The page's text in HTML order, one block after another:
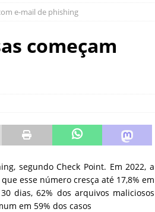
região mais exposta a ciberameaças
e governança nas redes corporativas
da IA se torna um risco
NOTÍCIAS
e-mail de phishing
começam
segundo Check Point. Em 2022, a
esse número cresça até 17,8% em
dias, 62% dos arquivos maliciosos
em 59% dos casos